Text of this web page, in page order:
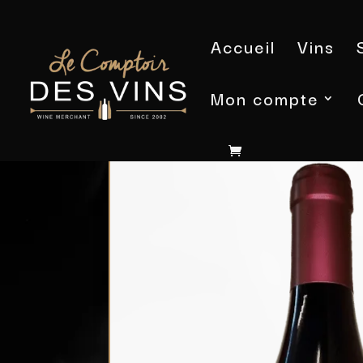
Accueil Vins
Mon compte